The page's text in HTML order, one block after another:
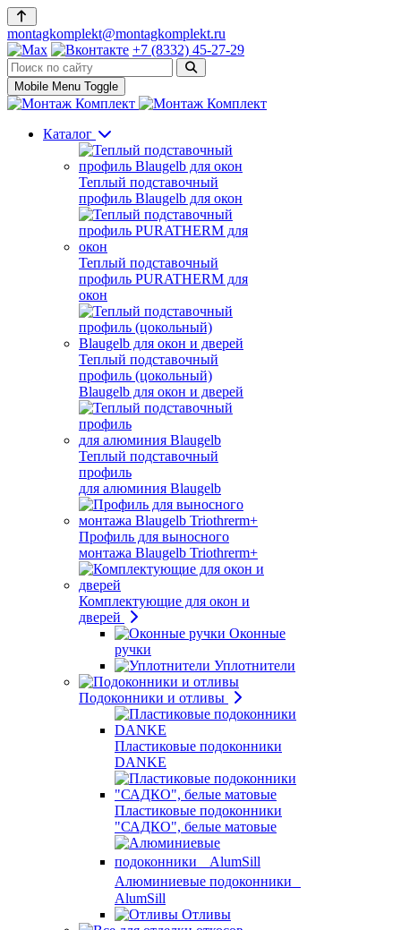
montagkomplekt@montagkomplekt.ru
+7 (8332) 45-27-29
Mobile Menu Toggle
Каталог
Теплый подставочный
профиль Blaugelb для окон
Теплый подставочный
профиль PURATHERM для
окон
Теплый подставочный
профиль (цокольный)
Blaugelb для окон и дверей
Теплый подставочный
профиль
для алюминия Blaugelb
Профиль для выносного
монтажа Blaugelb Triothrerm+
Комплектующие для окон и
дверей
Оконные
ручки
Уплотнители
Подоконники и отливы
Пластиковые подоконники
DANKE
Пластиковые подоконники
"САДКО", белые матовые
Алюминиевые подоконники
AlumSill
Отливы